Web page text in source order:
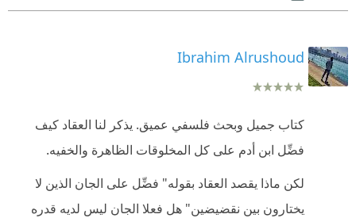
Ibrahim Alrushoud
كتاب جميل وبحث فلسفي عميق. يذكر لنا العقاد كيف
فضِّل ابن أدم على كل المخلوقات الظاهرة والخفيه.
لكن ماذا يقصد العقاد بقوله" فضِّل على الجان الذين لا
يختارون بين نقضيضين" هل فعلا الجان ليس لديه قدره